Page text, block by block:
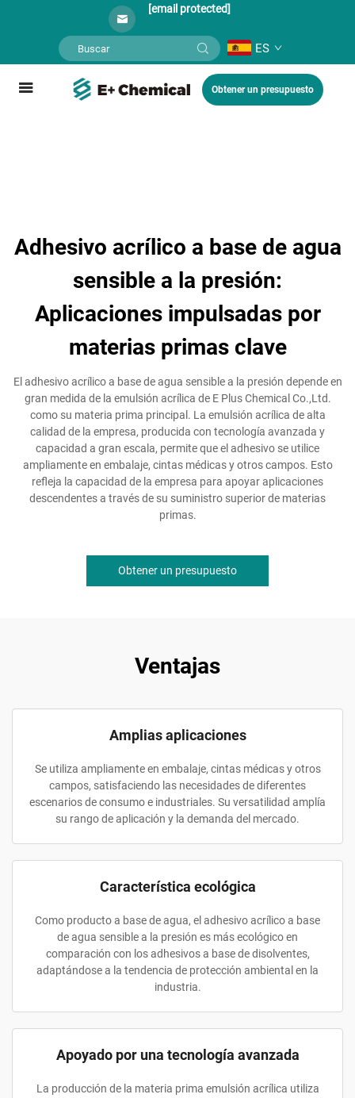
[email protected]
ES
Obtener un presupuesto
Adhesivo acrílico a base de agua
sensible a la presión:
Aplicaciones impulsadas por
materias primas clave
El adhesivo acrílico a base de agua sensible a la presión depende en
gran medida de la emulsión acrílica de E Plus Chemical Co.,Ltd.
como su materia prima principal. La emulsión acrílica de alta
calidad de la empresa, producida con tecnología avanzada y
capacidad a gran escala, permite que el adhesivo se utilice
ampliamente en embalaje, cintas médicas y otros campos. Esto
refleja la capacidad de la empresa para apoyar aplicaciones
descendentes a través de su suministro superior de materias
primas.
Obtener un presupuesto
Ventajas
Amplias aplicaciones
Se utiliza ampliamente en embalaje, cintas médicas y otros
campos, satisfaciendo las necesidades de diferentes
escenarios de consumo e industriales. Su versatilidad amplía
su rango de aplicación y la demanda del mercado.
Característica ecológica
Como producto a base de agua, el adhesivo acrílico a base
de agua sensible a la presión es más ecológico en
comparación con los adhesivos a base de disolventes,
adaptándose a la tendencia de protección ambiental en la
industria.
Apoyado por una tecnología avanzada
La producción de la materia prima emulsión acrílica utiliza